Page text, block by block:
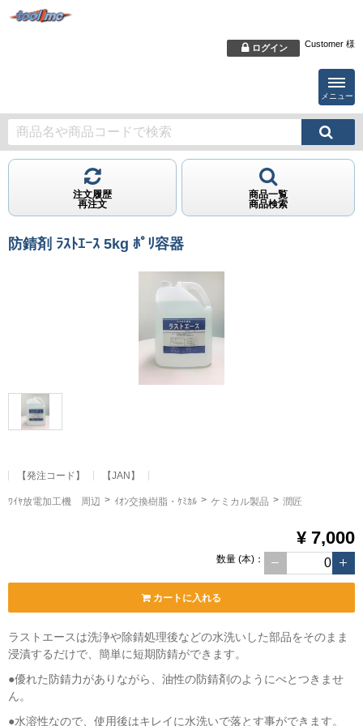
ログイン Customer 様
メニュー
注文履歴
再注文
商品一覧
商品検索
防錆剤 ﾗｽﾄｴｰｽ 5kg ﾎﾟﾘ容器
【発注コード】 【JAN】
ﾜｲﾔ放電加工機 周辺 ｲｵﾝ交換樹脂・ｹﾐｶﾙ ケミカル製品 潤匠
¥ 7,000
数量 (本) ：
カートに入れる
ラストエースは洗浄や除錆処理後などの水洗いした部品をそのまま
浸漬するだけで、簡単に短期防錆ができます。
●優れた防錆力がありながら、油性の防錆剤のようにべとつきませ
ん。
●水溶性なので、使用後はキレイに水洗いで落とす事ができます。